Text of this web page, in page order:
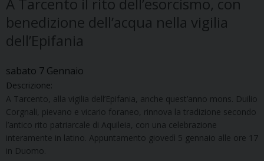
benedizione dell’acqua nella vigilia
dell’Epifania
sabato 7 Gennaio
Descrizione:
A Tarcento, alla vigilia dell’Epifania, anche quest’anno mons. Duilio
Corgnali, pievano e vicario foraneo, rinnova la tradizione secondo
l’antico rito patriarcale di Aquileia, con una celebrazione
interamente in latino. Appuntamento giovedì 5 gennaio alle ore 17
in Duomo.